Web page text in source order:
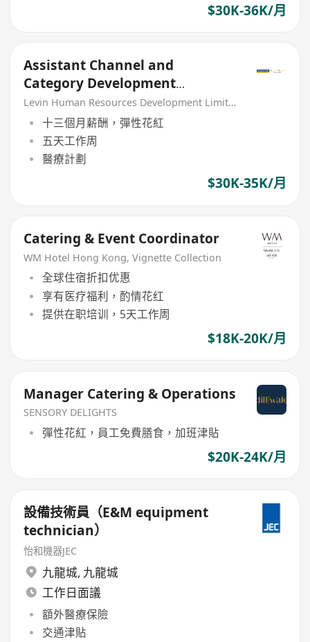
$30K-36K/月
Assistant Channel and
Category Development
Manager (Food Services) –
Catering
Levin Human Resources Development Limited
十三個月薪酬，彈性花紅
五天工作周
醫療計劃
$30K-35K/月
Catering & Event Coordinator
WM Hotel Hong Kong, Vignette Collection
全球住宿折扣优惠
享有医疗福利，酌情花红
提供在职培训，5天工作周
$18K-20K/月
Manager Catering & Operations
SENSORY DELIGHTS
彈性花紅，員工免費膳食，加班津貼
$20K-24K/月
設備技術員（E&M equipment
technician）
怡和機器JEC
九龍城, 九龍城
工作日面議
額外醫療保險
交通津貼